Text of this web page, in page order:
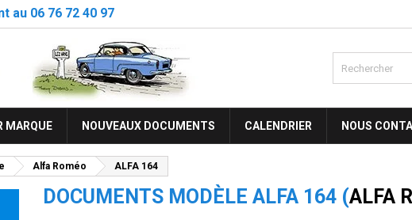
au 06 76 72 40 97
MARQUE NOUVEAUX DOCUMENTS CALENDRIER NOUS
Alfa Roméo ALFA 164
DOCUMENTS MODÈLE ALFA 164 (ALFA